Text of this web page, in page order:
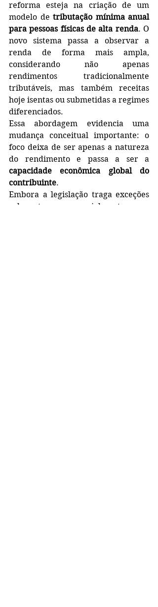
reforma esteja na criação de um
modelo de tributação mínima anual
para pessoas físicas de alta renda. O
novo sistema passa a observar a
renda de forma mais ampla,
considerando não apenas
rendimentos tradicionalmente
tributáveis, mas também receitas
hoje isentas ou submetidas a regimes
diferenciados.
Essa abordagem evidencia uma
mudança conceitual importante: o
foco deixa de ser apenas a natureza
capacidade econômica global do
contribuinte.
Embora a legislação traga exceções
relevantes — especialmente para